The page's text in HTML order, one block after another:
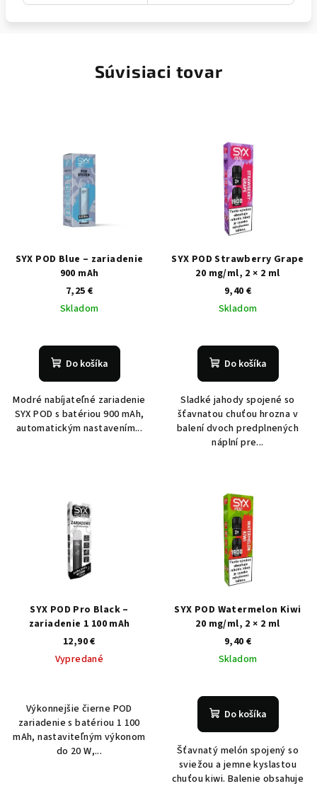
Súvisiaci tovar
SYX POD Blue – zariadenie
900 mAh
7,25 €
Skladom
Do košíka
Modré nabíjateľné zariadenie
SYX POD s batériou 900 mAh,
automatickým nastavením...
SYX POD Strawberry Grape
20 mg/ml, 2 × 2 ml
9,40 €
Skladom
Do košíka
Sladké jahody spojené so
šťavnatou chuťou hrozna v
balení dvoch predplnených
náplní pre...
SYX POD Pro Black –
zariadenie 1 100 mAh
12,90 €
Vypredané
Výkonnejšie čierne POD
zariadenie s batériou 1 100
mAh, nastaviteľným výkonom
do 20 W,...
SYX POD Watermelon Kiwi
20 mg/ml, 2 × 2 ml
9,40 €
Skladom
Do košíka
Šťavnatý melón spojený so
sviežou a jemne kyslastou
chuťou kiwi. Balenie obsahuje